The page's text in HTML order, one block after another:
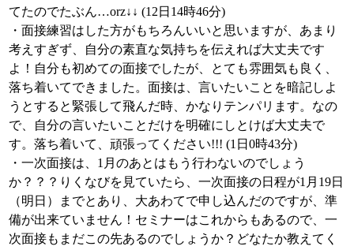
てたのでたぶん…orz↓↓ (12日14時46分)
・面接練習はした方がもちろんいいと思いますが、あまり
考えすぎず、自分の素直な気持ちを伝えれば大丈夫です
よ！自分も初めての面接でしたが、とても雰囲気も良く、
落ち着いてできました。面接は、言いたいことを暗記しよ
うとすると緊張して飛んだ時、かなりテンパリます。なの
で、自分の言いたいことだけを明確にしとけば大丈夫で
す。落ち着いて、頑張ってください!!! (1日0時43分)
・一次面接は、1月のあとはもう行わないのでしょう
か？？？りくなびを見ていたら、一次面接の日程が1月19日
（明日）までとあり、大あわてで申し込んだのですが、準
備が出来ていません！セミナーはこれからもあるので、一
次面接もまだこの先あるのでしょうか？どなたか教えてく